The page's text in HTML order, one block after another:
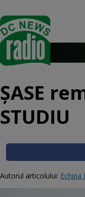
ȘASE
STUDIU
Autorul articolului: Echipa